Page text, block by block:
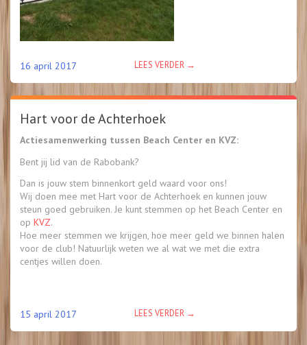
LEES VERDER
“FORTUNE
SPONSOR
→
16 april 2017
Hart voor de Achterhoek
Actiesamenwerking tussen Beach Center en KVZ:
Bent jij lid van de Rabobank?
Dan is jouw stem binnenkort geld waard voor ons!
Wij doen mee met Hart voor de Achterhoek en kunnen jouw
steun goed gebruiken. Je kunt stemmen op het Beach Center en
op KVZ.
Hoe meer stemmen we krijgen, hoe meer geld we binnen halen
voor de club! Natuurlijk weten we al wat we met die extra
centjes willen doen.
LEES VERDER
“HART
→
15 april 2017